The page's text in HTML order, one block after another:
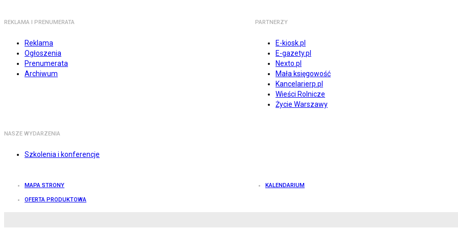
REKLAMA I PRENUMERATA
Reklama
Ogłoszenia
Prenumerata
Archiwum
PARTNERZY
E-kiosk.pl
E-gazety.pl
Nexto.pl
Mała księgowość
Kancelarierp.pl
Wieści Rolnicze
Życie Warszawy
NASZE WYDARZENIA
Szkolenia i konferencje
MAPA STRONY KALENDARIUM
OFERTA PRODUKTOWA